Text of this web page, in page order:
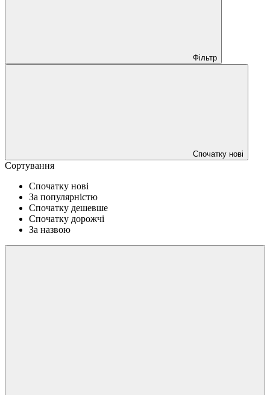
Фільтр
Спочатку нові
Сортування
Спочатку нові
За популярністю
Спочатку дешевше
Спочатку дорожчі
За назвою